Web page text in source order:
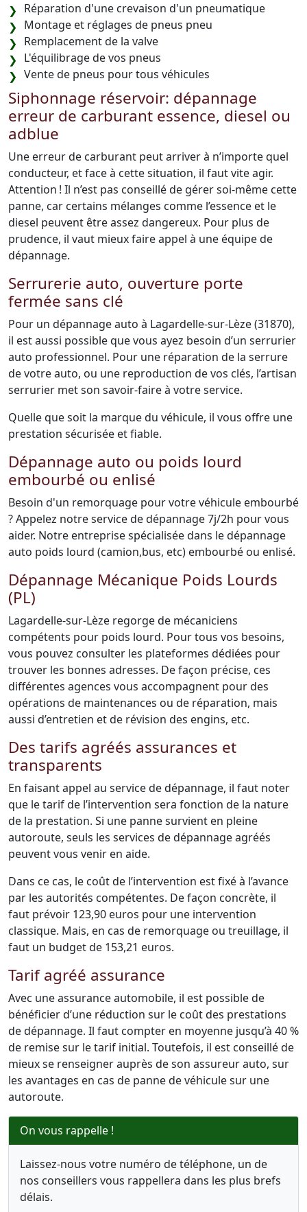
Réparation d'une crevaison d'un pneumatique
Montage et réglages de pneus pneu
Remplacement de la valve
L'équilibrage de vos pneus
Vente de pneus pour tous véhicules
Siphonnage réservoir: dépannage
erreur de carburant essence, diesel ou
adblue
Une erreur de carburant peut arriver à n’importe quel
conducteur, et face à cette situation, il faut vite agir.
Attention ! Il n’est pas conseillé de gérer soi-même cette
panne, car certains mélanges comme l’essence et le
diesel peuvent être assez dangereux. Pour plus de
prudence, il vaut mieux faire appel à une équipe de
dépannage.
Serrurerie auto, ouverture porte
fermée sans clé
Pour un dépannage auto à Lagardelle-sur-Lèze (31870),
il est aussi possible que vous ayez besoin d’un serrurier
auto professionnel. Pour une réparation de la serrure
de votre auto, ou une reproduction de vos clés, l’artisan
serrurier met son savoir-faire à votre service.
Quelle que soit la marque du véhicule, il vous offre une
prestation sécurisée et fiable.
Dépannage auto ou poids lourd
embourbé ou enlisé
Besoin d'un remorquage pour votre véhicule embourbé
? Appelez notre service de dépannage 7j/2h pour vous
aider. Notre entreprise spécialisée dans le dépannage
auto poids lourd (camion,bus, etc) embourbé ou enlisé.
Dépannage Mécanique Poids Lourds
(PL)
Lagardelle-sur-Lèze regorge de mécaniciens
compétents pour poids lourd. Pour tous vos besoins,
vous pouvez consulter les plateformes dédiées pour
trouver les bonnes adresses. De façon précise, ces
différentes agences vous accompagnent pour des
opérations de maintenances ou de réparation, mais
aussi d’entretien et de révision des engins, etc.
Des tarifs agréés assurances et
transparents
En faisant appel au service de dépannage, il faut noter
que le tarif de l’intervention sera fonction de la nature
de la prestation. Si une panne survient en pleine
autoroute, seuls les services de dépannage agréés
peuvent vous venir en aide.
Dans ce cas, le coût de l’intervention est fixé à l’avance
par les autorités compétentes. De façon concrète, il
faut prévoir 123,90 euros pour une intervention
classique. Mais, en cas de remorquage ou treuillage, il
faut un budget de 153,21 euros.
Tarif agréé assurance
Avec une assurance automobile, il est possible de
bénéficier d’une réduction sur le coût des prestations
de dépannage. Il faut compter en moyenne jusqu’à 40 %
de remise sur le tarif initial. Toutefois, il est conseillé de
mieux se renseigner auprès de son assureur auto, sur
les avantages en cas de panne de véhicule sur une
autoroute.
On vous rappelle !
Laissez-nous votre numéro de téléphone, un de
nos conseillers vous rappellera dans les plus brefs
délais.